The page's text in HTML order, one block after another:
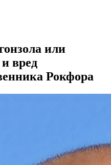
или
вред
Рокфора